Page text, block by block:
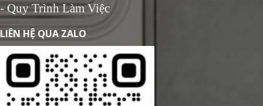
- Quy Trình Làm Việc
LIÊN HỆ QUA ZALO